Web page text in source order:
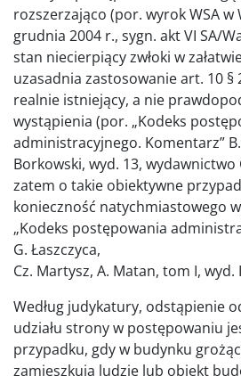
rozszerzająco (por. wyrok WSA w
grudnia 2004 r., sygn. akt VI SA/
stan niecierpiący zwłoki w
uzasadnia zastosowanie art. 10 §
realnie istniejący, a nie
wystąpienia (por. „Kodeks
administracyjnego. Komentarz” B.
Borkowski, wyd. 13, wydawnictwo
zatem o takie obiektywne
konieczność natychmiastowego
„Kodeks postępowania
G. Łaszczyca,
Cz. Martysz, A. Matan, tom I, wyd.
Według judykatury, odstąpienie
udziału strony w postępowaniu
przypadku, gdy w budynku
zamieszkują ludzie lub obiekt